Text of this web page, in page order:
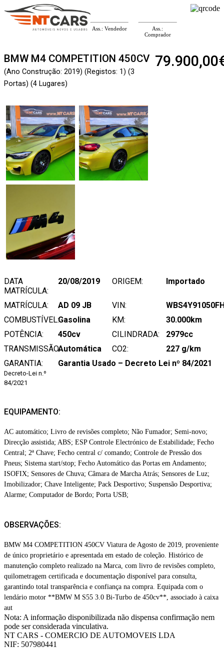
Ass.: Vendedor
Ass.:
Comprador
BMW M4 COMPETITION 450CV
(Ano Construção: 2019) (Registos: 1) (3
Portas) (4 Lugares)
DATA
MATRÍCULA:
20/08/2019 ORIGEM: Importado
MATRÍCULA: AD 09 JB VIN:
COMBUSTÍVEL:Gasolina KM:
30.000km
POTÊNCIA:
450cv CILINDRADA:
2979cc
TRANSMISSÃO:Automática CO2:
227 g/km
GARANTIA:
Decreto-Lei n.º
84/2021
Garantia Usado – Decreto Lei nº 84/2021
EQUIPAMENTO:
AC automático; Livro de revisões completo; Não Fumador; Semi-novo;
Direcção assistida; ABS; ESP Controle Electrónico de Estabilidade; Fecho
Central; 2ª Chave; Fecho central c/ comando; Controle de Pressão dos
Pneus; Sistema start/stop; Fecho Automático das Portas em Andamento;
ISOFIX; Sensores de Chuva; Câmara de Marcha Atrás; Sensores de Luz;
Imobilizador; Chave Inteligente; Pack Desportivo; Suspensão Desportiva;
Alarme; Computador de Bordo; Porta USB;
OBSERVAÇÕES:
BMW M4 COMPETITION 450CV Viatura de Agosto de 2019, proveniente
de único proprietário e apresentada em estado de coleção. Histórico de
manutenção completo realizado na Marca, com livro de revisões completo,
quilometragem certificada e documentação disponível para consulta,
garantindo total transparência e confiança na compra. Equipada com o
lendário motor **BMW M S55 3.0 Bi-Turbo de 450cv**, associado à caixa
aut
Nota: A informação disponibilizada não dispensa confirmação nem
pode ser considerada vinculativa.
NT CARS - COMERCIO DE AUTOMOVEIS LDA
NIF: 507980441